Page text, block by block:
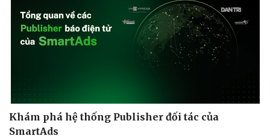
Sức khỏe
Dinh dưỡng - món ngon
Nam khoa
Phòng mạch online
Ăn sạch sống khỏe
Đời sống
Nhà đẹp
Blog
Tình yêu - Gia đình
Khám phá hệ thống Publisher đối tác của
SmartAds